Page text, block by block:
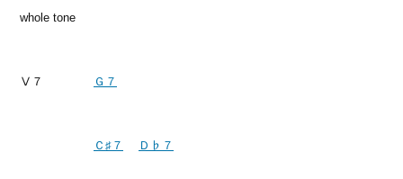
whole tone
Ⅴ７ Ｇ７
Ｃ♯７ Ｄ♭７